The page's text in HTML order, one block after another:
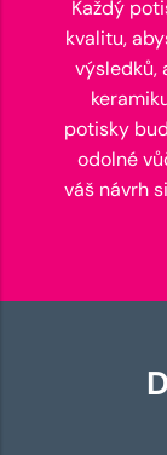
Každý
kvalitu,
výsledků,
potisky
odolné
váš návrh